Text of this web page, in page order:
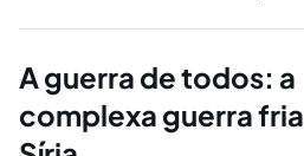
consequências que extrapolam as
A guerra de todos: a
complexa guerra